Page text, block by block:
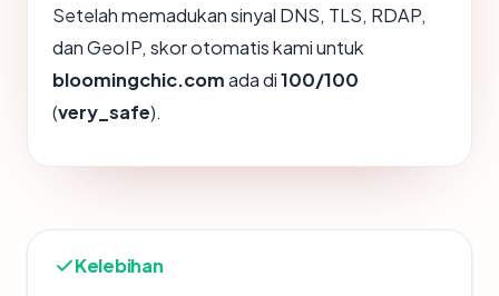
Setelah memadukan sinyal DNS, TLS, RDAP,
dan GeoIP, skor otomatis kami untuk
bloomingchic.comada di100/100
(very_safe).
Kelebihan